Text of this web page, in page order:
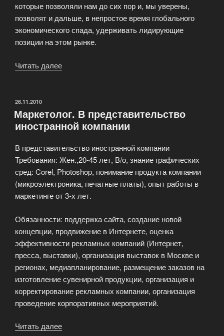
которые позволяли нам до сих пор и, мы уверены,
позволят и дальше, в непростое время глобального
экономического спада, удерживать лидирующие
позиции на этом рынке.
Читать далее
Университета
Антверпена»
ОПУБЛИКОВАНО
26.11.2010
Маркетолог. В представительство
иностранной компании
В представительство иностранной компании
Требования: Жен.,20-45 лет, В/о, знание графических
сред: Corel, Photoshop, понимание продукта компании
(микроэлектроника, печатные платы), опыт работы в
маркетинге от 3-х лет.
Обязанности: поддержка сайта, создание новой
концепции, продвижение в Интернете, оценка
эффективности рекламных компаний (Интернет,
пресса, выставки), организация выставок в Москве и
регионах, медиапланирование, размещение заказов на
изготовление сувенирной продукции, организация и
корректирование рекламных компании, организация
проведение корпоративных мероприятий.
Читать далее